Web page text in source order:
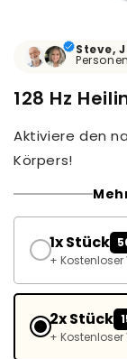
Steve,
Personen
128 Hz
Aktiviere den
Körpers!
1x Stück
+
2x Stück
+